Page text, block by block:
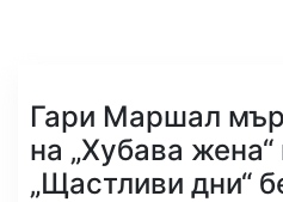
Гари Маршал
на „Хубава
„Щастливи дни“